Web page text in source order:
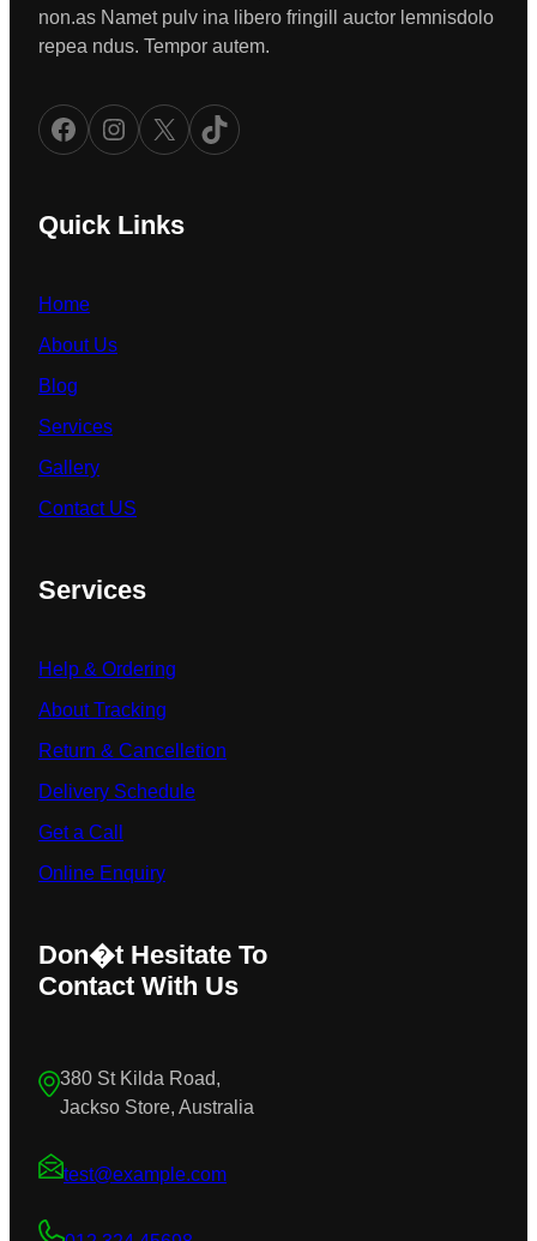
non.as Namet pulv ina libero fringill auctor lemnisdolo
repea ndus. Tempor autem.
Facebook Instagram X TikTok
Quick Links
Home
About Us
Blog
Services
Gallery
Contact US
Services
Help & Ordering
About Tracking
Return & Cancelletion
Delivery Schedule
Get a Call
Online Enquiry
Don�t Hesitate To
Contact With Us
380 St Kilda Road,
Jackso Store, Australia
test@example.com